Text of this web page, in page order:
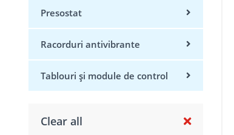
Presostat
Racorduri antivibrante
Tablouri și module de control
Clear all